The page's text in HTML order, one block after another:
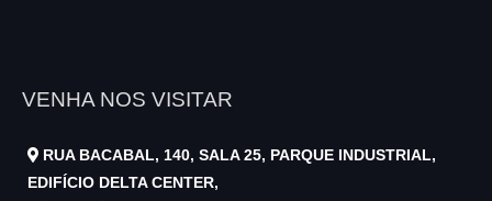
VENHA NOS VISITAR
RUA BACABAL, 140, SALA 25, PARQUE INDUSTRIAL,
EDIFÍCIO DELTA CENTER,